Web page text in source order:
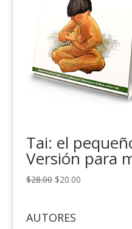
Tai: el
Versión para
$28.00 $20.00
AUTORES